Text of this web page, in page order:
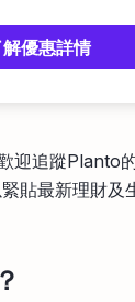
解優惠詳情
迎追蹤Planto
緊貼最新理財
？